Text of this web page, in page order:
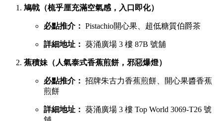
鳩戟（梳乎厘充滿空氣感，入口即化）
必點推介： Pistachio開心果、超低糖質伯爵茶
詳細地址： 葵涌廣場 3 樓 87B 號舖
蕉積妹（人氣泰式香蕉煎餅，邪惡爆燈）
必點推介： 招牌朱古力香蕉煎餅、開心果醬香蕉
煎餅
詳細地址： 葵涌廣場 3 樓 Top World 3069-T26 號